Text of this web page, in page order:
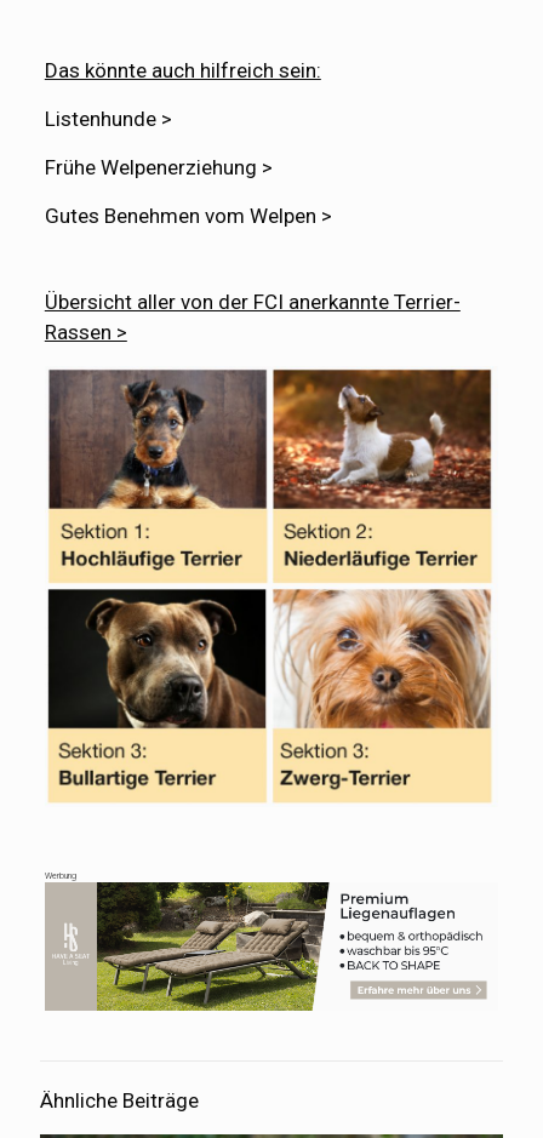
Das könnte auch hilfreich sein:
Listenhunde >
Frühe Welpenerziehung >
Gutes Benehmen vom Welpen >
Übersicht aller von der FCI anerkannte Terrier-
Rassen >
Werbung
Ähnliche Beiträge